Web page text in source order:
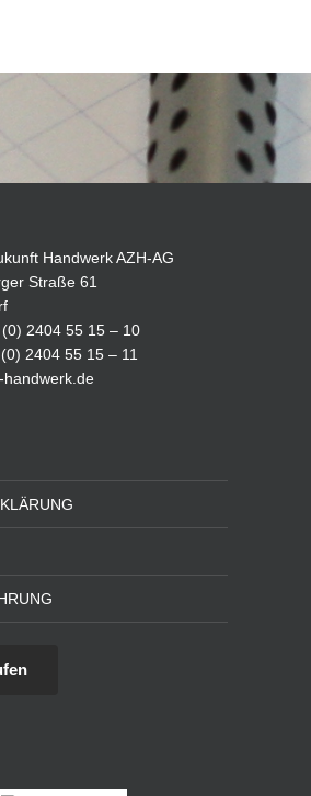
Handwerk AZH-AG
Straße 61
2404 55 15 – 10
2404 55 15 – 11
handwerk.de